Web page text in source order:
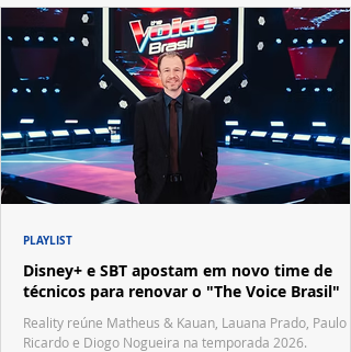
Disney+ e SBT apostam em novo time de
técnicos para renovar o "The Voice Brasil"
Reality reúne Matheus & Kauan, Lauana Prado, Paulo
Ricardo e Diogo Nogueira na temporada 2026.
PLAYLIST